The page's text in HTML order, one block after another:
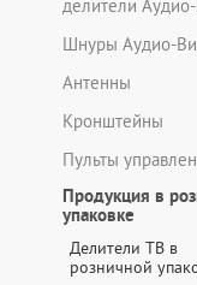
делители
Шнуры Аудио-
Антенны
Кронштейны
Пульты
Продукция в
упаковке
Делители ТВ в
розничной